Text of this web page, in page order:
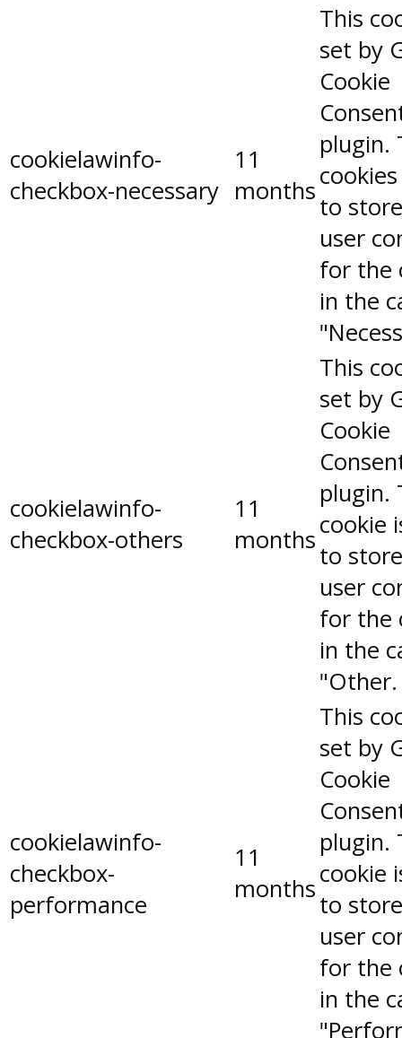
cookielawinfo-
checkbox-necessary
11
months
This
set by
Cookie
plugin.
to
user
for the
in the
cookielawinfo-
checkbox-others
11
months
This
set by
Cookie
plugin.
cookie
to
user
for the
in the
"Other.
cookielawinfo-
checkbox-
performance
11
months
This
set by
Cookie
plugin.
cookie
to
user
for the
in the